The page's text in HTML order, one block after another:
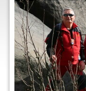
Kontakt Ksiega